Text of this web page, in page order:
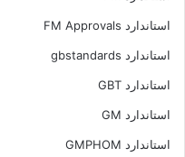
استاندارد FM Approvals
استاندارد gbstandards
استاندارد GBT
استاندارد GM
استاندارد GMPHOM